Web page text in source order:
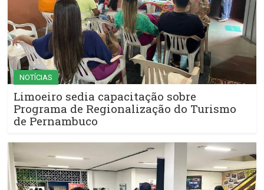
NOTÍCIAS
Limoeiro sedia capacitação sobre
Programa de Regionalização do Turismo
de Pernambuco